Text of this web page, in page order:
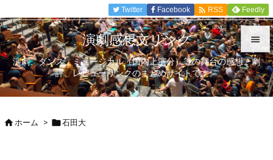


メニュ

Twitter Facebook  RSS Feedly
演劇感想文リンク
演劇、ダンス、ミュージカル（国内上演分）等の舞台の感想、劇
評、レビューリンクのまとめサイトです。
ホーム > 石田大